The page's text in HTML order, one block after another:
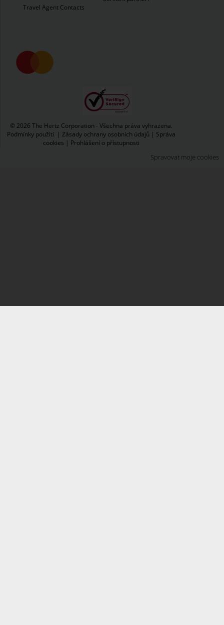
Travel Agent Contacts
© 2026 The Hertz Corporation - Všechna práva vyhrazena.
Podmínky použití | Zásady ochrany osobních údajů | Správa
cookies | Prohlášení o přístupnosti
Spravovat moje cookies